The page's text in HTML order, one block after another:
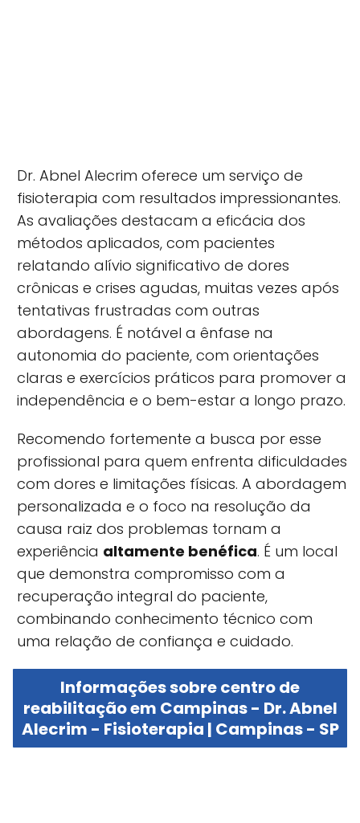
Dr. Abnel Alecrim oferece um serviço de
fisioterapia com resultados impressionantes.
As avaliações destacam a eficácia dos
métodos aplicados, com pacientes
relatando alívio significativo de dores
crônicas e crises agudas, muitas vezes após
tentativas frustradas com outras
abordagens. É notável a ênfase na
autonomia do paciente, com orientações
claras e exercícios práticos para promover a
independência e o bem-estar a longo prazo.
Recomendo fortemente a busca por esse
profissional para quem enfrenta dificuldades
com dores e limitações físicas. A abordagem
personalizada e o foco na resolução da
causa raiz dos problemas tornam a
experiência altamente benéfica. É um local
que demonstra compromisso com a
recuperação integral do paciente,
combinando conhecimento técnico com
uma relação de confiança e cuidado.
Informações sobre centro de
reabilitação em Campinas - Dr. Abnel
Alecrim - Fisioterapia | Campinas - SP